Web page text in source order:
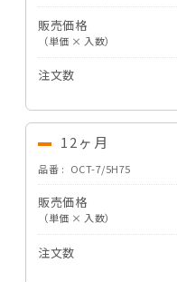
販売価格
（単価 × 入数）
注文数
12ヶ月
品番 OCT-7/5H75
販売価格
（単価 × 入数）
注文数